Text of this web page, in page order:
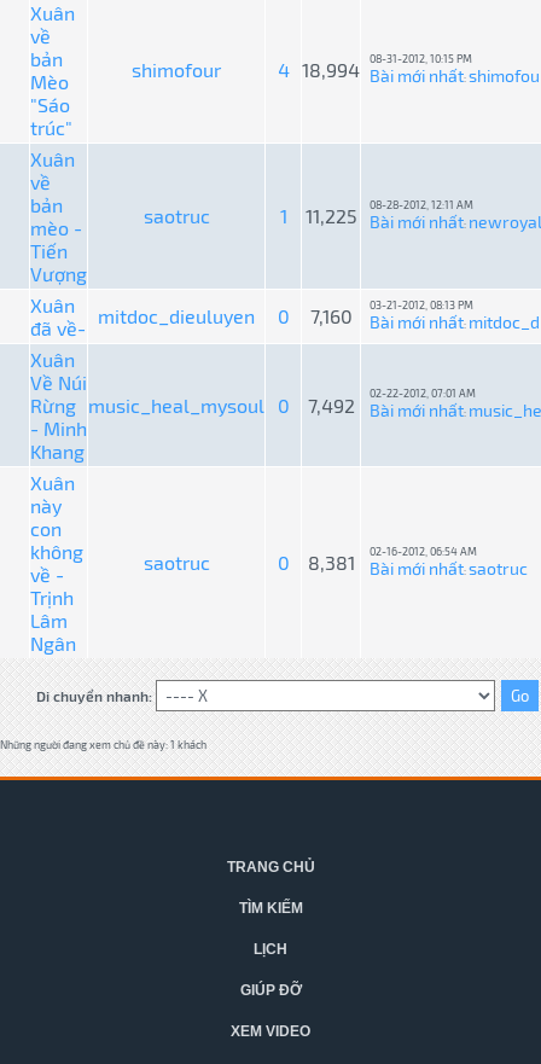
Xuân
về
bản
Mèo
"Sáo
trúc"
shimofour 4 18,994 08-31-2012, 10:15 PM
Bài mới nhất:
Xuân
về
bản
mèo -
Tiến
Vượng
saotruc 1 11,225 08-28-2012, 12:11 AM
Bài mới nhất: newroyal
Xuân
đã về-
mitdoc_dieuluyen 0 7,160 03-21-2012, 08:13 PM
Bài mới nhất:
Xuân
Về Núi
Rừng
- Minh
Khang
music_heal_mysoul 0 7,492
02-22-2012, 07:01 AM
Bài mới nhất:
Xuân
này
con
không
về -
Trịnh
Lâm
Ngân
saotruc 0 8,381 02-16-2012, 06:54 AM
Bài mới nhất:saotruc
Di chuyển nhanh:
Những người đang xem chủ đề này: 1 khách
TRANG CHỦ
TÌM KIẾM
LỊCH
GIÚP ĐỠ
XEM VIDEO